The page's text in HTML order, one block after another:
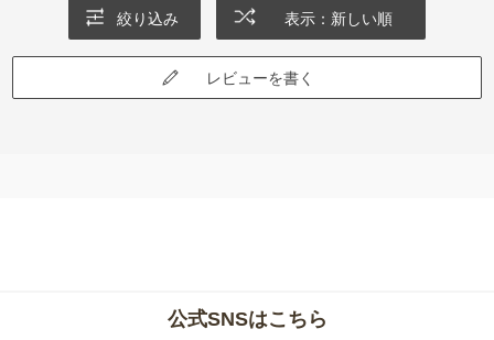
絞り込み 表示：新しい順
レビューを書く
公式SNSはこちら